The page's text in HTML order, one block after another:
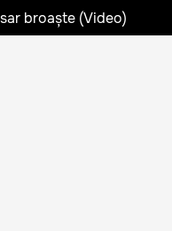
broaște (Video)